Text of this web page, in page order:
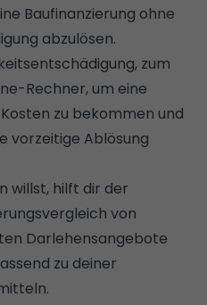
Baufinanzierung ohne
abzulösen.
zum
Rechner, um eine
zu bekommen und
vorzeitige Ablösung
willst, hilft dir der
von
Darlehensangebote
zu deiner